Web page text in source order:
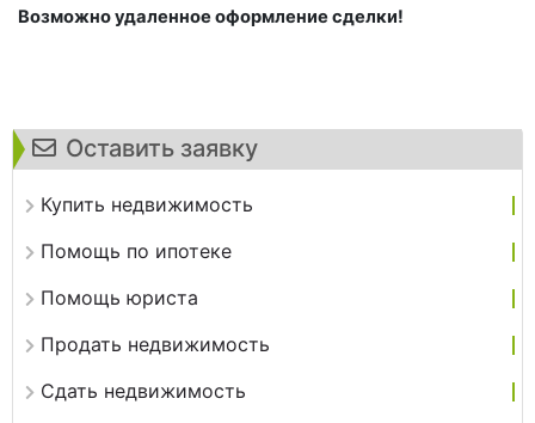
Оставить заявку
Купить недвижимость
Помощь по ипотеке
Помощь юриста
Продать недвижимость
Сдать недвижимость
Возможно удаленное оформление сделки!